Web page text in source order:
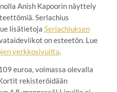
Anish Kapoorin näyttely
Serlachius
lisätietoja Serlachiuksen
on esteetön. Lue
verkkosivuilta.
euroa, voimassa olevalla
rekisteröidään